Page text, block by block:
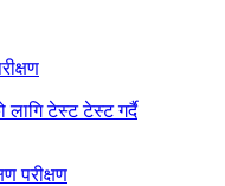
लागि टेस्ट टेस्ट गर्दै
परीक्षण